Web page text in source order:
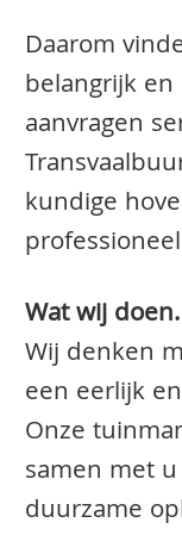
Daarom
belangrijk
aanvragen
kundige
Wat wij doen.
Wij denken
een eerlijk
Onze
samen met
duurzame